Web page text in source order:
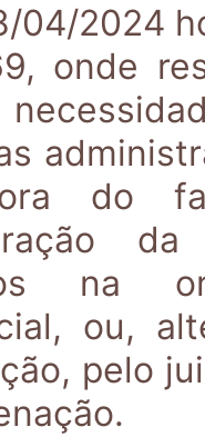
04/2024
onde
do
na
ou,
pelo